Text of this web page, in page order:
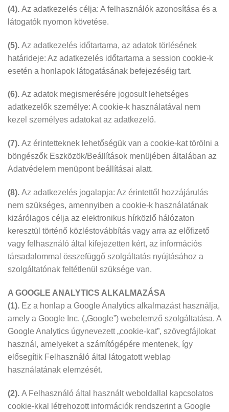
(4). Az adatkezelés célja: A felhasználók azonosítása és a
látogatók nyomon követése.
(5). Az adatkezelés időtartama, az adatok törlésének
határideje: Az adatkezelés időtartama a session cookie-k
esetén a honlapok látogatásának befejezéséig tart.
(6). Az adatok megismerésére jogosult lehetséges
adatkezelők személye: A cookie-k használatával nem
kezel személyes adatokat az adatkezelő.
(7). Az érintetteknek lehetőségük van a cookie-kat törölni a
böngészők Eszközök/Beállítások menüjében általában az
Adatvédelem menüpont beállításai alatt.
(8). Az adatkezelés jogalapja: Az érintettől hozzájárulás
nem szükséges, amennyiben a cookie-k használatának
kizárólagos célja az elektronikus hírközlő hálózaton
keresztül történő közléstovábbítás vagy arra az előfizető
vagy felhasználó által kifejezetten kért, az információs
társadalommal összefüggő szolgáltatás nyújtásához a
szolgáltatónak feltétlenül szüksége van.
A GOOGLE ANALYTICS ALKALMAZÁSA
(1). Ez a honlap a Google Analytics alkalmazást használja,
amely a Google Inc. („Google”) webelemző szolgáltatása. A
Google Analytics úgynevezett „cookie-kat”, szövegfájlokat
használ, amelyeket a számítógépére mentenek, így
elősegítik Felhasználó által látogatott weblap
használatának elemzését.
(2). A Felhasználó által használt weboldallal kapcsolatos
cookie-kkal létrehozott információk rendszerint a Google